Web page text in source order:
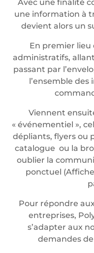
Avec une finalité
une information à
devient alors un
En premier lieu
administratifs,
passant par
l’ensemble
Viennent
« événementiel »,
dépliants, flyers ou
catalogue ou la
oublier la
ponctuel
Pour répondre
entreprises,
s’adapter aux
demandes